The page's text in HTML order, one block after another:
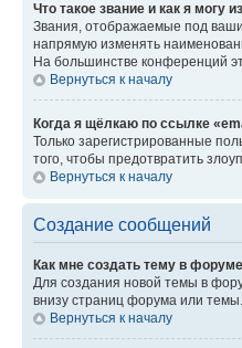
Что такое звание и как я могу
Звания, отображаемые под
напрямую изменять
На большинстве конференций
Вернуться к началу
Когда я щёлкаю по ссылке
Только зарегистрированные
того, чтобы предотвратить
Вернуться к началу
Создание сообщений
Как мне создать тему в
Для создания новой темы в
внизу страниц форума или
Вернуться к началу